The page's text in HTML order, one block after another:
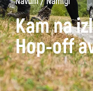
Kam na
Hop-off